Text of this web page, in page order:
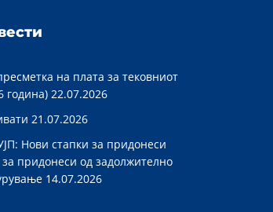
на плата за тековниот
година) 22.07.2026
21.07.2026
Нови стапки за придонеси
придонеси од задолжително
14.07.2026